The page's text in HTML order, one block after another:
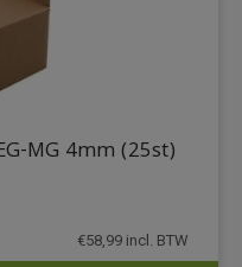
MG 4mm (25st)
€58,99 incl. BTW